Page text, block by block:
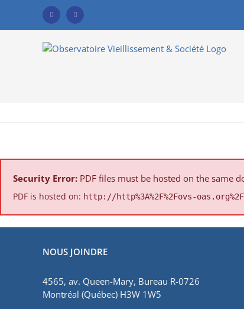
content
FacebookYouTube
Security Error: PDF files must be hosted on the same
PDF is hosted on: http://http%3A%2F%2Fovs-
NOUS JOINDRE
4565, av. Queen-Mary, Bureau R-0726
Montréal (Québec) H3W 1W5